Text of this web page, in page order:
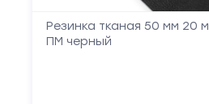
Резинка тканая 50 мм 20 м
ПМ черный